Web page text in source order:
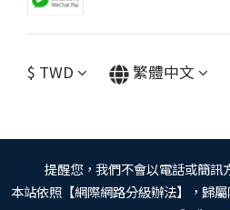
$ TWD 繁體中文
提醒您，我們不會以電話或簡訊
本站依照【網際網路分級辦法】，歸